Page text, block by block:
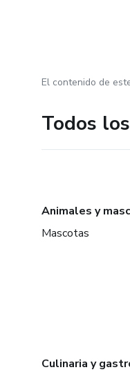
El contenido de
Todos
Animales y
Mascotas
Culinaria y